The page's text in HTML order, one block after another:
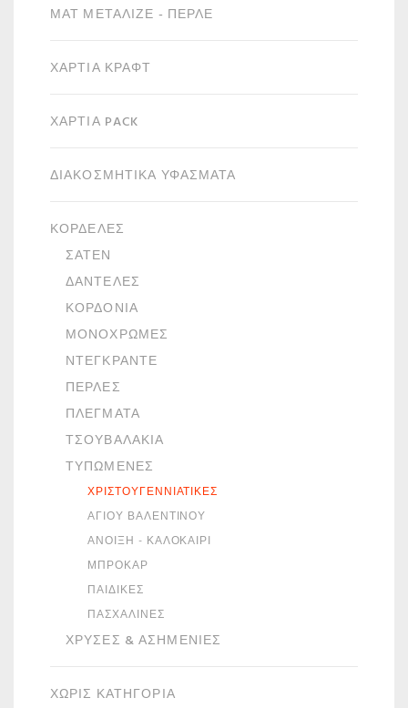
ΜΑΤ ΜΕΤΑΛΙΖΈ - ΠΕΡΛΈ
ΧΑΡΤΙΆ ΚΡΑΦΤ
ΧΑΡΤΙΆ PACK
ΔΙΑΚΟΣΜΗΤΙΚΆ ΥΦΆΣΜΑΤΑ
ΚΟΡΔΈΛΕΣ
ΣΑΤΈΝ
ΔΑΝΤΈΛΕΣ
ΚΟΡΔΌΝΙΑ
ΜΟΝΌΧΡΩΜΕΣ
ΝΤΕΓΚΡΑΝΤΈ
ΠΈΡΛΕΣ
ΠΛΈΓΜΑΤΑ
ΤΣΟΥΒΑΛΆΚΙΑ
ΤΥΠΩΜΈΝΕΣ
ΧΡΙΣΤΟΥΓΕΝΝΙΆΤΙΚΕΣ
ΑΓΊΟΥ ΒΑΛΕΝΤΊΝΟΥ
ΆΝΟΙΞΗ - ΚΑΛΟΚΑΊΡΙ
ΜΠΡΟΚΆΡ
ΠΑΙΔΙΚΈΣ
ΠΑΣΧΑΛΙΝΈΣ
ΧΡΥΣΈΣ & ΑΣΗΜΈΝΙΕΣ
ΧΩΡΙΣ ΚΑΤΗΓΟΡΙΑ